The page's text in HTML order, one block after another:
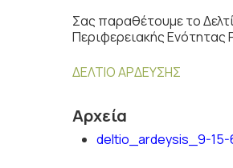
Σας παραθέτουμε το
Περιφερειακής Ενότητας
ΔΕΛΤΙΟ ΑΡΔΕΥΣΗΣ
Αρχεία
deltio_ardeysis_9-15-